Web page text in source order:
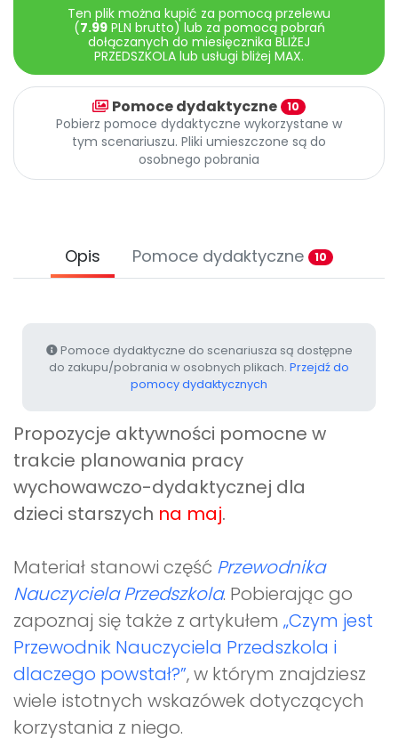
Pomoc
Promocje
Ten plik można kupić za pomocą przelewu
(7.99PLN brutto) lub za pomocą pobrań
dołączanych do miesięcznika BLIŻEJ
PRZEDSZKOLA lub usługi bliżej MAX.
Pomoce dydaktyczne 10
Pobierz pomoce dydaktyczne wykorzystane w
tym scenariuszu. Pliki umieszczone są do
osobnego pobrania
Opis Pomoce dydaktyczne 10
Pomoce dydaktyczne do scenariusza są dostępne
do zakupu/pobrania w osobnych plikach. Przejdź do
pomocy dydaktycznych
Propozycje aktywności pomocne w
trakcie planowania pracy
wychowawczo-dydaktycznej dla
dzieci starszych na maj.
Materiał stanowi część Przewodnika
Nauczyciela Przedszkola. Pobierając go
zapoznaj się także z artykułem „Czym jest
Przewodnik Nauczyciela Przedszkola i
dlaczego powstał?”, w którym znajdziesz
wiele istotnych wskazówek dotyczących
korzystania z niego.